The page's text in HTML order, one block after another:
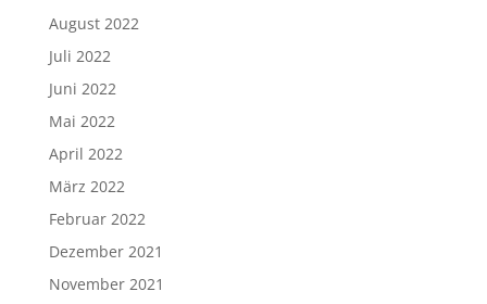
August 2022
Juli 2022
Juni 2022
Mai 2022
April 2022
März 2022
Februar 2022
Dezember 2021
November 2021